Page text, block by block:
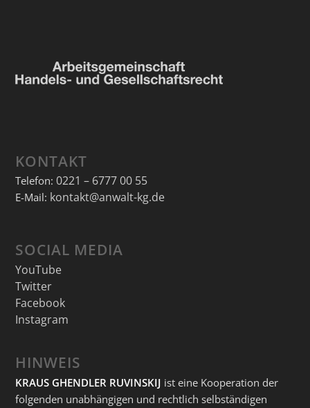
KONTAKT
Telefon: 0221 – 6777 00 55
E-Mail: kontakt@anwalt-kg.de
SOCIAL MEDIA
YouTube
Twitter
Facebook
Instagram
HINWEIS
KRAUS GHENDLER RUVINSKIJ ist eine Kooperation der
folgenden unabhängigen und rechtlich selbständigen